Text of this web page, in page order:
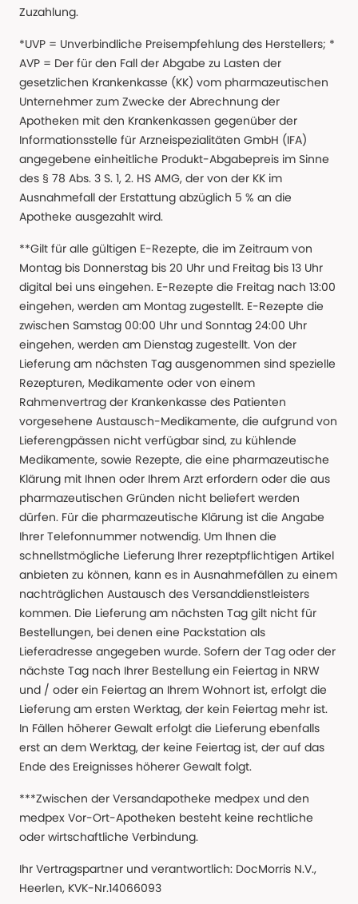
Zuzahlung.
*UVP = Unverbindliche Preisempfehlung des Herstellers; *
AVP = Der für den Fall der Abgabe zu Lasten der
gesetzlichen Krankenkasse (KK) vom pharmazeutischen
Unternehmer zum Zwecke der Abrechnung der
Apotheken mit den Krankenkassen gegenüber der
Informationsstelle für Arzneispezialitäten GmbH (IFA)
angegebene einheitliche Produkt-Abgabepreis im Sinne
des § 78 Abs. 3 S. 1, 2. HS AMG, der von der KK im
Ausnahmefall der Erstattung abzüglich 5 % an die
Apotheke ausgezahlt wird.
**Gilt für alle gültigen E-Rezepte, die im Zeitraum von
Montag bis Donnerstag bis 20 Uhr und Freitag bis 13 Uhr
digital bei uns eingehen. E-Rezepte die Freitag nach 13:00
eingehen, werden am Montag zugestellt. E-Rezepte die
zwischen Samstag 00:00 Uhr und Sonntag 24:00 Uhr
eingehen, werden am Dienstag zugestellt. Von der
Lieferung am nächsten Tag ausgenommen sind spezielle
Rezepturen, Medikamente oder von einem
Rahmenvertrag der Krankenkasse des Patienten
vorgesehene Austausch-Medikamente, die aufgrund von
Lieferengpässen nicht verfügbar sind, zu kühlende
Medikamente, sowie Rezepte, die eine pharmazeutische
Klärung mit Ihnen oder Ihrem Arzt erfordern oder die aus
pharmazeutischen Gründen nicht beliefert werden
dürfen. Für die pharmazeutische Klärung ist die Angabe
Ihrer Telefonnummer notwendig. Um Ihnen die
schnellstmögliche Lieferung Ihrer rezeptpflichtigen Artikel
anbieten zu können, kann es in Ausnahmefällen zu einem
nachträglichen Austausch des Versanddienstleisters
kommen. Die Lieferung am nächsten Tag gilt nicht für
Bestellungen, bei denen eine Packstation als
Lieferadresse angegeben wurde. Sofern der Tag oder der
nächste Tag nach Ihrer Bestellung ein Feiertag in NRW
und / oder ein Feiertag an Ihrem Wohnort ist, erfolgt die
Lieferung am ersten Werktag, der kein Feiertag mehr ist.
In Fällen höherer Gewalt erfolgt die Lieferung ebenfalls
erst an dem Werktag, der keine Feiertag ist, der auf das
Ende des Ereignisses höherer Gewalt folgt.
***Zwischen der Versandapotheke medpex und den
medpex Vor-Ort-Apotheken besteht keine rechtliche
oder wirtschaftliche Verbindung.
Ihr Vertragspartner und verantwortlich: DocMorris N.V.,
Heerlen, KVK-Nr.14066093